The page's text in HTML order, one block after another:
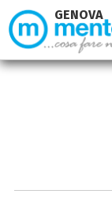
GENOVA